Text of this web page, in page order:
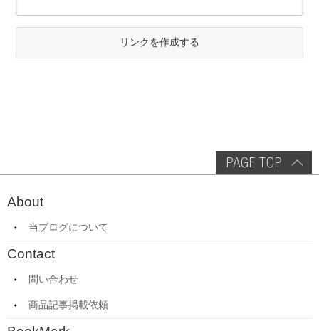
リンクを作成する
About
当ブログについて
Contact
問い合わせ
商品記事掲載依頼